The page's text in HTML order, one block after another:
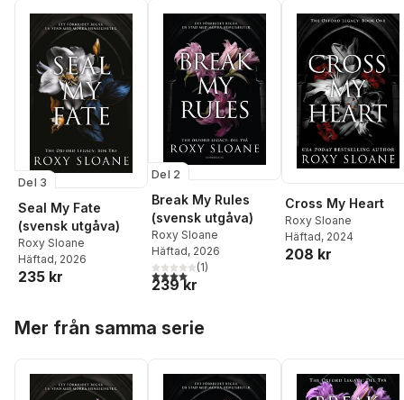
Del 3
Seal My Fate
(svensk utgåva)
Roxy Sloane
Häftad, 2026
235 kr
Del 2
Break My Rules
(svensk utgåva)
Roxy Sloane
Häftad, 2026
4,0utav 5 stjärnor. Totalt antal röster:
(1)
239 kr
Cross My Heart
Roxy Sloane
Häftad, 2024
208 kr
Mer från samma serie